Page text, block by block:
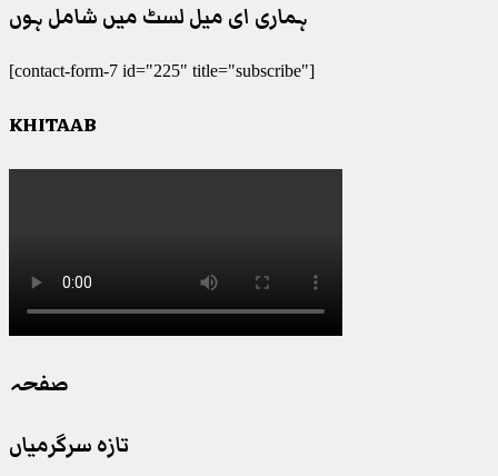
ہماری ای میل لسٹ میں شامل ہوں
[contact-form-7 id="225" title="subscribe"]
KHITAAB
صفحہ
تازہ سرگرمیاں